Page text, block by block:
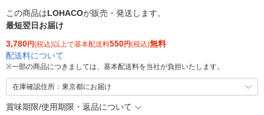
この商品はLOHACOが販売・発送します。
最短翌日お届け
3,780円(税込)以上で基本配送料550円(税込)無料
配送料について
※一部の商品につきましては、基本配送料を当社が負担いたします。
在庫確認住所：東京都にお届け
賞味期限/使用期限・返品について